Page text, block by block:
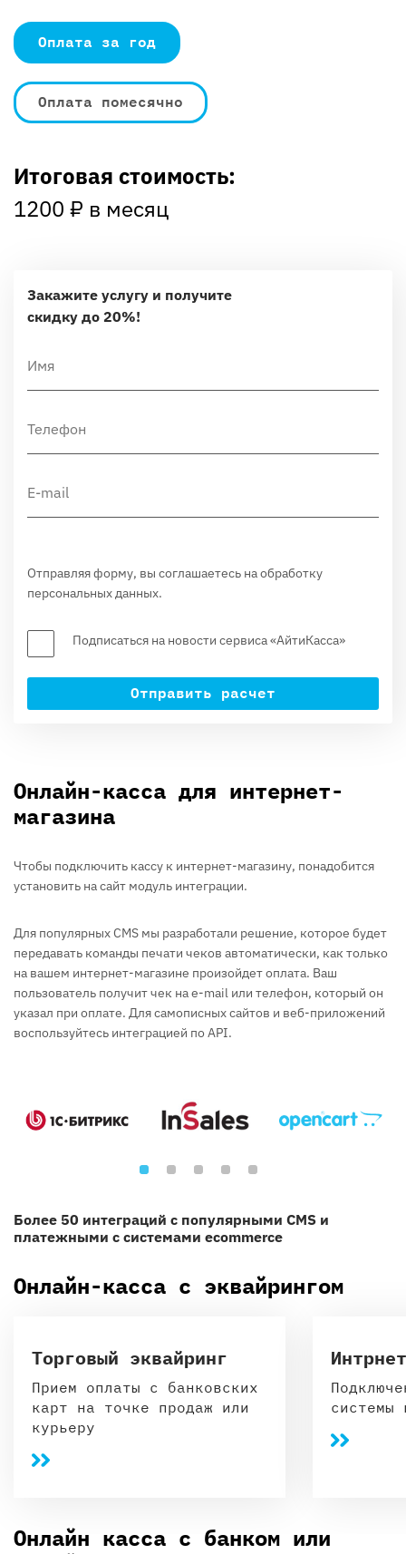
Оплата за год
Оплата помесячно
Итоговая стоимость:
1200 ₽ в месяц
Закажите услугу и получите
скидку до 20%!
Отправляя форму, вы соглашаетесь на обработку
персональных данных.
Подписаться на новости сервиса «АйтиКасса»
Отправить расчет
Онлайн-касса для интернет-
магазина
Чтобы подключить кассу к интернет-магазину, понадобится
установить на сайт модуль интеграции.
Для популярных CMS мы разработали решение, которое будет
передавать команды печати чеков автоматически, как только
на вашем интернет-магазине произойдет оплата. Ваш
пользователь получит чек на e-mail или телефон, который он
указал при оплате. Для самописных сайтов и веб-приложений
воспользуйтесь интеграцией по API.
Более 50 интеграций с популярными CMS и
платежными с системами ecommerce
Онлайн-касса с эквайрингом
Торговый эквайринг
Прием оплаты с банковских
карт на точке продаж или
курьеру
системы
Онлайн касса с банком или